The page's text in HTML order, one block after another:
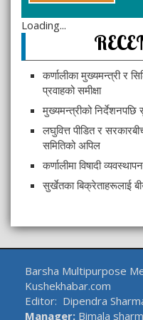
Loading...
कर्णालीका मुख्यमन्त्री र
प्रवाहको समीक्षा
मुख्यमन्त्रीको
लघुवित्त पीडित र
समितिको अपिल
कर्णालीमा विषादी
सुर्खेतका बिक्रेताहरूलाई
Barsha Multipurpose
Kushekhabar.com
Editor: Dipendra
Manager: Bimala